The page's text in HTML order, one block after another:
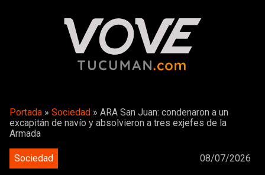
Portada » Sociedad » ARA San Juan: condenaron a un
excapitán de navío y absolvieron a tres exjefes de la
Armada
Sociedad 08/07/2026